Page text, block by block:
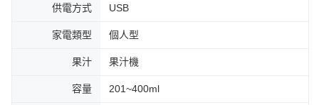
供電方式 USB
家電類型 個人型
果汁 果汁機
容量 201~400ml